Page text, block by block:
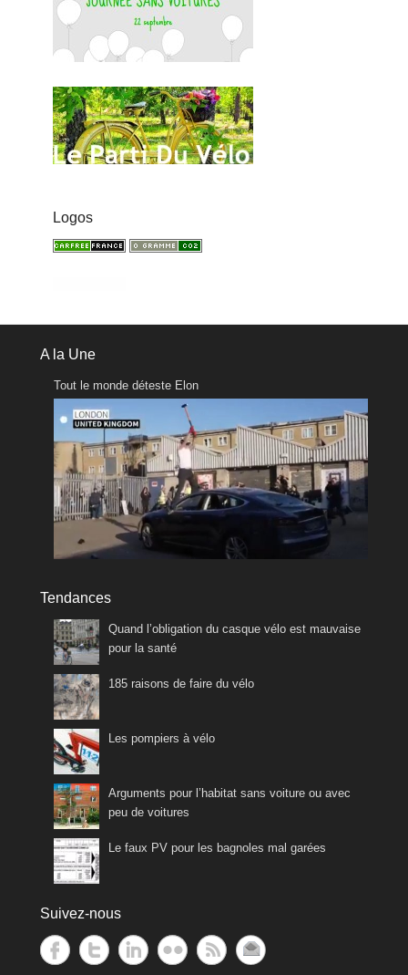
Logos
A la Une
Tout le monde déteste Elon
Tendances
Quand l’obligation du casque vélo est mauvaise
pour la santé
185 raisons de faire du vélo
Les pompiers à vélo
Arguments pour l’habitat sans voiture ou avec
peu de voitures
Le faux PV pour les bagnoles mal garées
Suivez-nous